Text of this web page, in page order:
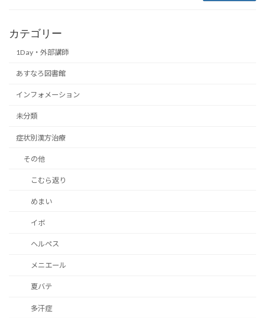
カテゴリー
1Day・外部講師
あすなろ図書館
インフォメーション
未分類
症状別漢方治療
その他
こむら返り
めまい
イボ
ヘルペス
メニエール
夏バテ
多汗症